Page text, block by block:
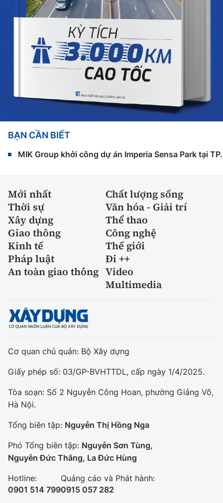
BẠN CẦN BIẾT
MIK Group khởi công dự án Imperia Sensa Park tại
Mới nhất
Chất lượng sống
Thời sự
Văn hóa - Giải trí
Xây dựng
Thể thao
Giao thông
Công nghệ
Kinh tế
Thế giới
Pháp luật
Đi ++
An toàn giao thông Video
Multimedia
Cơ quan chủ quản: Bộ Xây dựng
Giấy phép số: 03/GP-BVHTTDL, cấp ngày 1/4/2025.
Tòa soạn: Số 2 Nguyễn Công Hoan, phường Giảng Võ,
Hà Nội.
Tổng biên tập: Nguyễn Thị Hồng Nga
Phó Tổng biên tập: Nguyễn Sơn Tùng,
Nguyễn Đức Thắng, La Đức Hùng
Hotline:
0901 514 799
Quảng cáo và Phát hành:
0915 057 282